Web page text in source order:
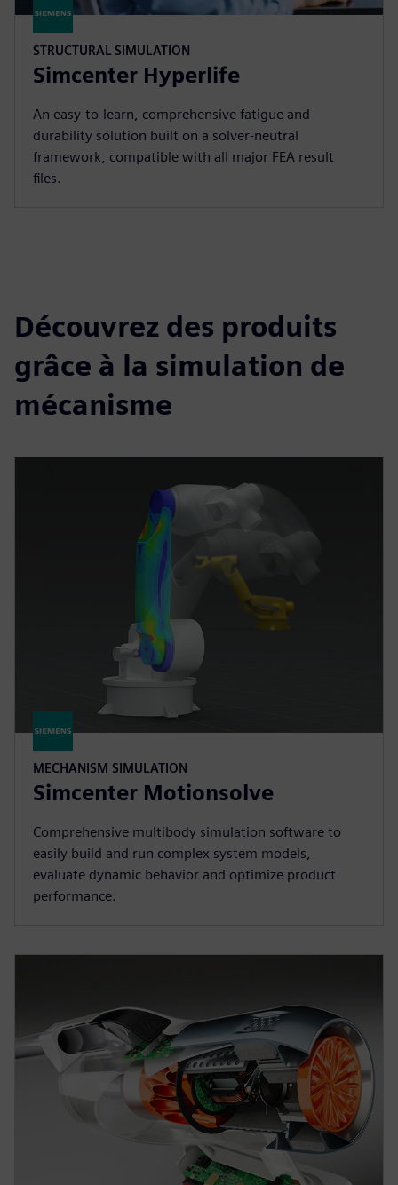
STRUCTURAL SIMULATION
Simcenter Hyperlife
An easy‑to‑learn, comprehensive fatigue and
durability solution built on a solver‑neutral
framework, compatible with all major FEA result
files.
Découvrez des produits
grâce à la simulation de
mécanisme
MECHANISM SIMULATION
Simcenter Motionsolve
Comprehensive multibody simulation software to
easily build and run complex system models,
evaluate dynamic behavior and optimize product
performance.